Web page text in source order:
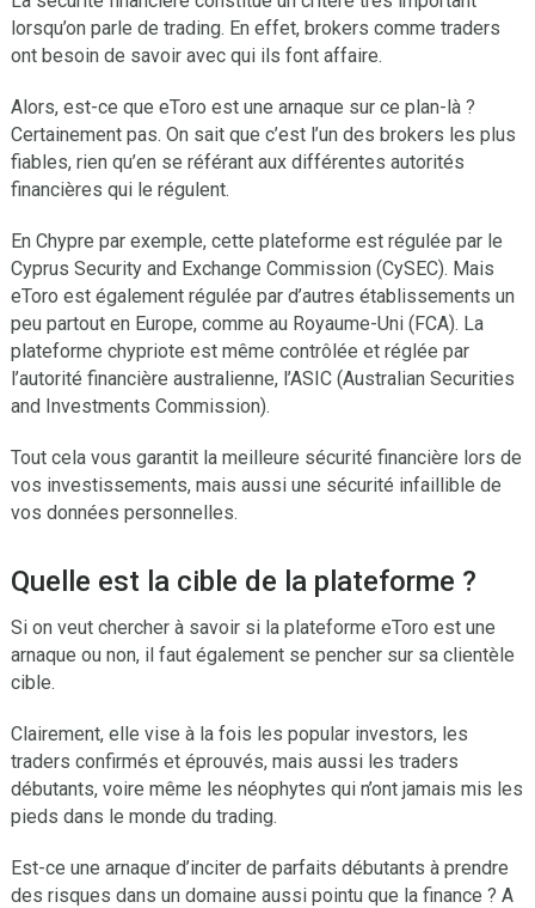
lorsqu’on parle de trading. En effet, brokers comme traders
ont besoin de savoir avec qui ils font affaire.
Alors, est-ce que eToro est une arnaque sur ce plan-là ?
Certainement pas. On sait que c’est l’un des brokers les plus
fiables, rien qu’en se référant aux différentes autorités
financières qui le régulent.
En Chypre par exemple, cette plateforme est régulée par le
Cyprus Security and Exchange Commission (CySEC). Mais
eToro est également régulée par d’autres établissements un
peu partout en Europe, comme au Royaume-Uni (FCA). La
plateforme chypriote est même contrôlée et réglée par
l’autorité financière australienne, l’ASIC (Australian Securities
and Investments Commission).
Tout cela vous garantit la meilleure sécurité financière lors de
vos investissements, mais aussi une sécurité infaillible de
vos données personnelles.
Quelle est la cible de la plateforme ?
Si on veut chercher à savoir si la plateforme eToro est une
arnaque ou non, il faut également se pencher sur sa clientèle
cible.
Clairement, elle vise à la fois les popular investors, les
traders confirmés et éprouvés, mais aussi les traders
débutants, voire même les néophytes qui n’ont jamais mis les
pieds dans le monde du trading.
Est-ce une arnaque d’inciter de parfaits débutants à prendre
des risques dans un domaine aussi pointu que la finance ? A